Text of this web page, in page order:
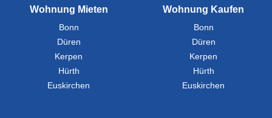
Wohnung Mieten
Bonn
Düren
Kerpen
Hürth
Euskirchen
Wohnung Kaufen
Bonn
Düren
Kerpen
Hürth
Euskirchen